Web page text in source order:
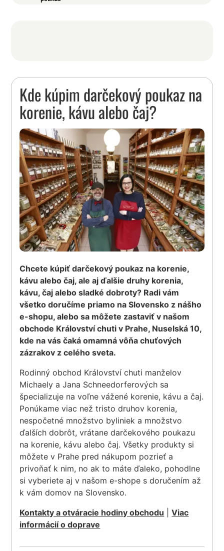
Kde kúpim darčekový poukaz na
korenie, kávu alebo čaj?
Chcete kúpiť darčekový poukaz na korenie,
kávu alebo čaj, ale aj ďalšie druhy korenia,
kávu, čaj alebo sladké dobroty? Radi vám
všetko doručíme priamo na Slovensko z nášho
e-shopu, alebo sa môžete zastaviť v našom
obchode Království chuti v Prahe, Nuselská 10,
kde na vás čaká omamná vôňa chuťových
zázrakov z celého sveta.
Rodinný obchod Království chuti manželov
Michaely a Jana Schneedorferových sa
špecializuje na voľne vážené korenie, kávu a čaj.
Ponúkame viac než tristo druhov korenia,
nespočetné množstvo byliniek a množstvo
ďalších dobrôt, vrátane darčekového poukazu
na korenie, kávu alebo čaj. Všetky produkty si
môžete v Prahe pred nákupom pozrieť a
privoňať k nim, no ak to máte ďaleko, pohodlne
si vyberiete aj v našom e-shope s doručením až
k vám domov na Slovensko.
Kontakty a otváracie hodiny obchodu |Viac
informácií o doprave